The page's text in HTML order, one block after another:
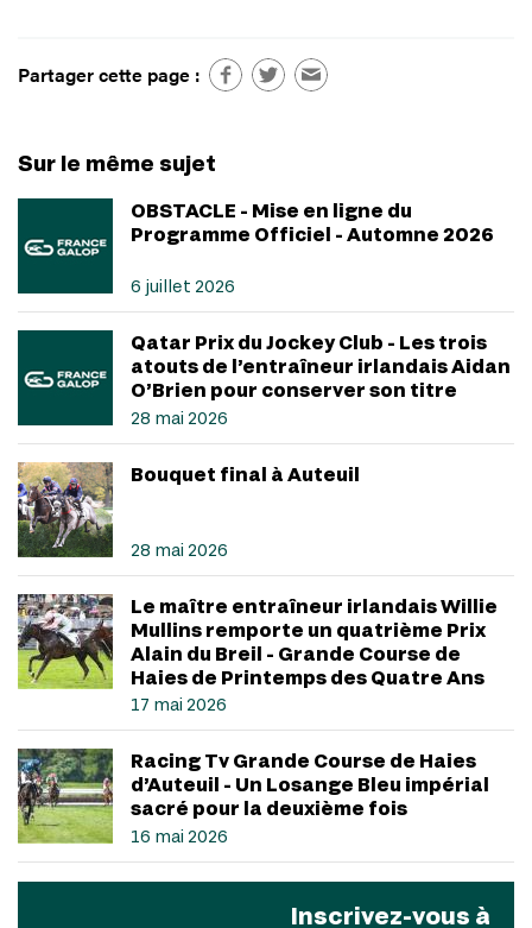
Partager cette page :
Sur le même sujet
OBSTACLE - Mise en ligne du
Programme Officiel - Automne 2026
6 juillet 2026
Qatar Prix du Jockey Club - Les trois
atouts de l’entraîneur irlandais Aidan
O’Brien pour conserver son titre
28 mai 2026
Bouquet final à Auteuil
28 mai 2026
Le maître entraîneur irlandais Willie
Mullins remporte un quatrième Prix
Alain du Breil - Grande Course de
Haies de Printemps des Quatre Ans
17 mai 2026
Racing Tv Grande Course de Haies
d’Auteuil - Un Losange Bleu impérial
sacré pour la deuxième fois
16 mai 2026
Inscrivez-vous à